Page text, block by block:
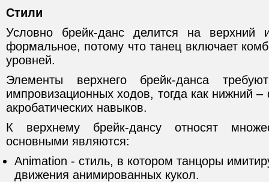
Стили
Условно брейк-данс делится на верхний
формальное, потому что танец включает
уровней.
Элементы верхнего брейк-данса
импровизационных ходов, тогда как нижний –
акробатических навыков.
К верхнему брейк-дансу относят
основными являются:
Animation - cтиль, в котором танцоры
движения анимированных кукол.